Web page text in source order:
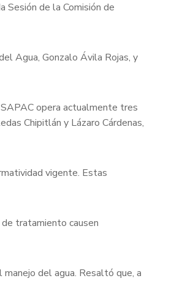
Sesión de la Comisión de
Agua, Gonzalo Ávila Rojas, y
opera actualmente tres
Chipitlán y Lázaro Cárdenas,
vigente. Estas
tratamiento causen
del agua. Resaltó que, a